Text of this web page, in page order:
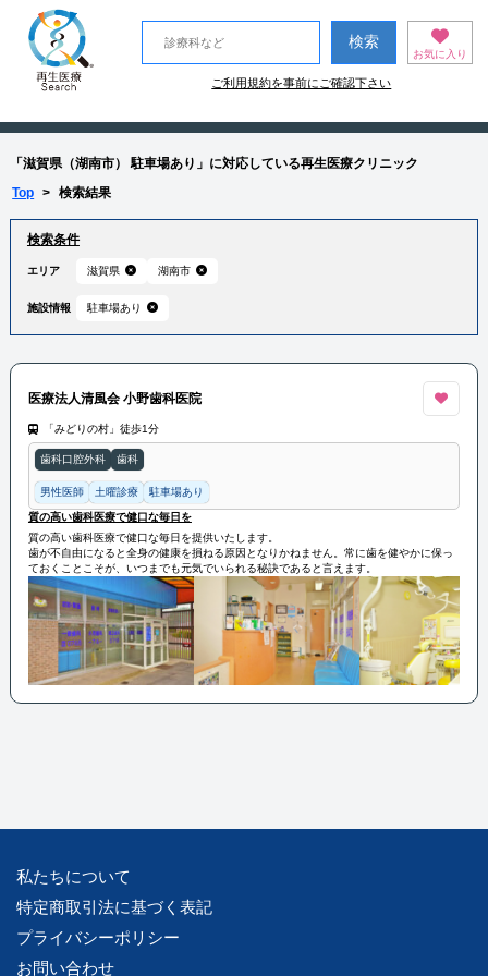
お気に入り
ご利用規約を事前にご確認下さい
「滋賀県（湖南市） 駐車場あり」に対応している再生医療クリニック
Top > 検索結果
検索条件
エリア 滋賀県 湖南市
施設情報 駐車場あり
医療法人清風会 小野歯科医院
「みどりの村」徒歩1分
歯科口腔外科 歯科
男性医師 土曜診療 駐車場あり
質の高い歯科医療で健口な毎日を
質の高い歯科医療で健口な毎日を提供いたします。
歯が不自由になると全身の健康を損ねる原因となりかねません。常に歯を健やかに保っ
ておくことこそが、いつまでも元気でいられる秘訣であると言えます。
私たちについて
特定商取引法に基づく表記
プライバシーポリシー
お問い合わせ